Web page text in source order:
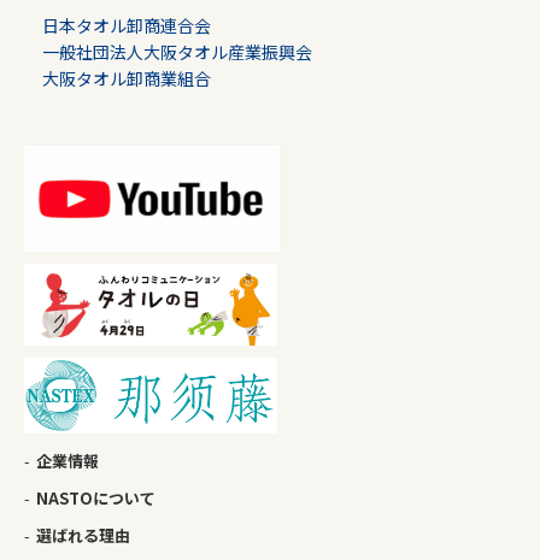
日本タオル卸商連合会
一般社団法人大阪タオル産業振興会
大阪タオル卸商業組合
企業情報
NASTOについて
選ばれる理由